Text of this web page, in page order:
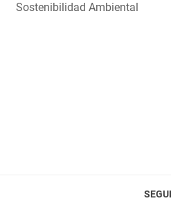
Sostenibilidad Ambiental